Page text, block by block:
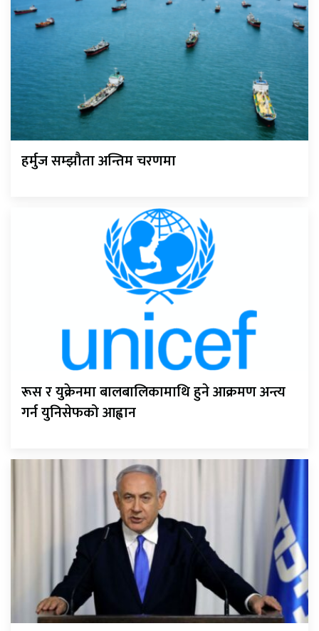
हर्मुज सम्झौता अन्तिम चरणमा
रूस र युक्रेनमा बालबालिकामाथि हुने आक्रमण अन्त्य
गर्न युनिसेफको आह्वान